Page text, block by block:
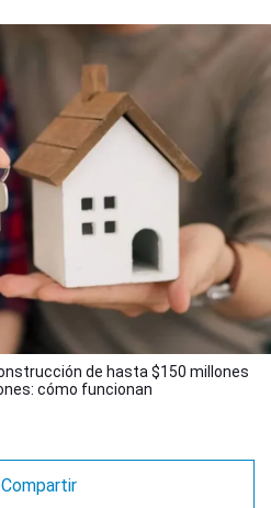
de hasta $150 millones
cómo funcionan
Compartir